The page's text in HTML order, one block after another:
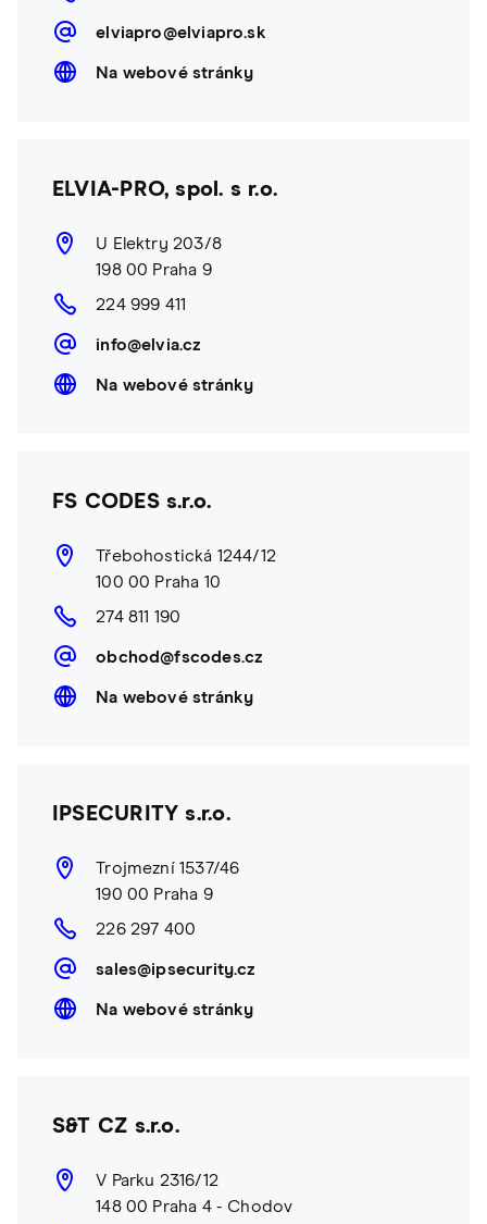
elviapro@elviapro.sk
Na webové stránky
ELVIA-PRO, spol. s r.o.
U Elektry 203/8
198 00 Praha 9
224 999 411
info@elvia.cz
Na webové stránky
FS CODES s.r.o.
Třebohostická 1244/12
100 00 Praha 10
274 811 190
obchod@fscodes.cz
Na webové stránky
IPSECURITY s.r.o.
Trojmezní 1537/46
190 00 Praha 9
226 297 400
sales@ipsecurity.cz
Na webové stránky
S&T CZ s.r.o.
V Parku 2316/12
148 00 Praha 4 - Chodov